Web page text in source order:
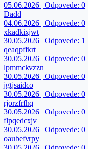
05.06.2026 | Odpovede: 0
Dadd
04.06.2026 | Odpovede: 0
xkadkixjwt
30.05.2026 | Odpovede: 1
qeaqpffkrt
30.05.2026 | Odpovede: 0
lpmmckvzzn
30.05.2026 | Odpovede: 0
jgtjsaidco
30.05.2026 | Odpovede: 0
rjorzfrfhq
30.05.2026 | Odpovede: 0
flpqedcxjv
30.05.2026 | Odpovede: 0
oaubefvrpy